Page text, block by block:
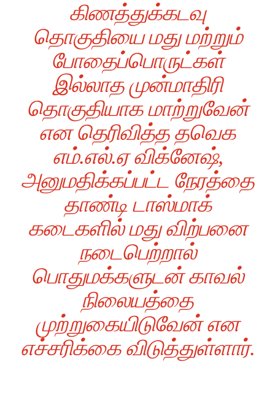
கிணத்துக்கடவு
தொகுதியை மது மற்றும்
போதைப்பொருட்கள்
இல்லாத முன்மாதிரி
தொகுதியாக மாற்றுவேன்
என தெரிவித்த தவெக
எம்.எல்.ஏ விக்னேஷ்,
அனுமதிக்கப்பட்ட நேரத்தை
தாண்டி டாஸ்மாக்
கடைகளில் மது விற்பனை
நடைபெற்றால்
பொதுமக்களுடன் காவல்
நிலையத்தை
முற்றுகையிடுவேன் என
எச்சரிக்கை விடுத்துள்ளார்.